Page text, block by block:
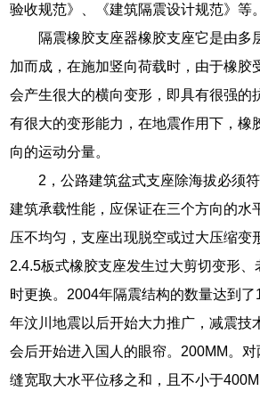
验收规范》、《建筑隔震设计规范》等。
隔震橡胶支座器橡胶支座它是由多
加而成，在施加竖向荷载时，由于橡胶
会产生很大的横向变形，即具有很强的
有很大的变形能力，在地震作用下，橡
向的运动分量。
2，公路建筑盆式支座除海拔必须
建筑承载性能，应保证在三个方向的水
压不均匀，支座出现脱空或过大压缩变
2.4.5板式橡胶支座发生过大剪切变形、
时更换。2004年隔震结构的数量达到
年汶川地震以后开始大力推广，减震技
会后开始进入国人的眼帘。200MM。
缝宽取大水平位移之和，且不小于